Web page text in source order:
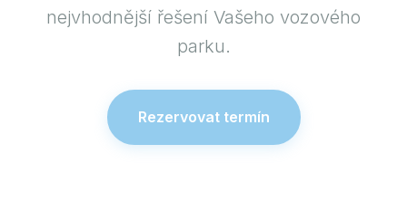
nejvhodnější řešení Vašeho vozového
parku.
Rezervovat termín